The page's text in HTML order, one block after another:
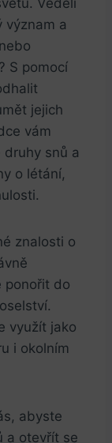
význam a
S pomocí
jejich
vám
snů a
o létání,
znalosti o
ponořit do
využít jako
i okolním
abyste
a otevřít se